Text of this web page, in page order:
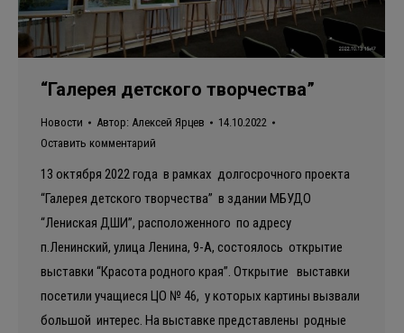
“Галерея детского творчества”
Новости Автор: Алексей Ярцев
14.10.2022
Оставить комментарий
13 октября 2022 года в рамках долгосрочного проекта
“Галерея детского творчества” в здании МБУДО
“Лениская ДШИ”, расположенного по адресу
п.Ленинский, улица Ленина, 9-А, состоялось открытие
выставки “Красота родного края”. Открытие выставки
посетили учащиеся ЦО № 46, у которых картины вызвали
большой интерес. На выставке представлены родные